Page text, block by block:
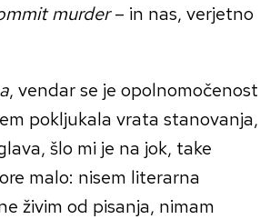
murder– in nas, verjetno
, vendar se je opolnomočenost
pokljukala vrata stanovanja,
šlo mi je na jok, take
malo: nisem literarna
živim od pisanja, nimam